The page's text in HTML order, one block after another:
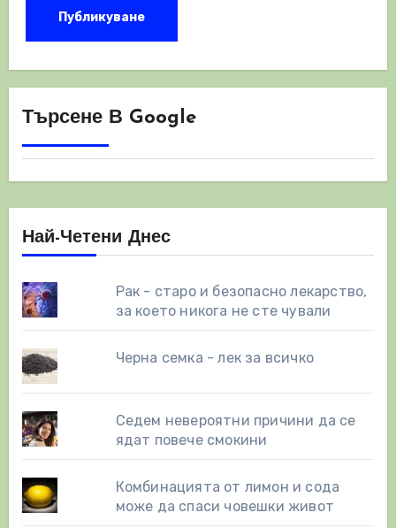
Търсене В Google
Най-Четени Днес
Рак - старо и безопасно лекарство,
за което никога не сте чували
Черна семка - лек за всичко
Седем невероятни причини да се
ядат повече смокини
Комбинацията от лимон и сода
може да спаси човешки живот